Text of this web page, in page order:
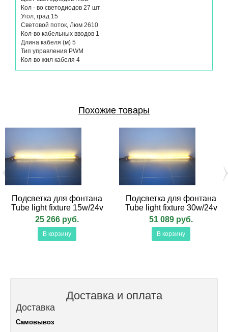
Кол - во светодиодов 27 шт
Угол, град 15
Световой поток, Люм 2610
Кол-во кабельных вводов 1
Длина кабеля (м) 5
Тип управления PWM
Кол-во жил кабеля 4
Похожие товары
Подсветка для фонтана
Tube light fixture 15w/24v
25 266 руб.
В корзину
Подсветка для фонтана
Tube light fixture 30w/24v
51 089 руб.
В корзину
Доставка и оплата
Доставка
Самовывоз